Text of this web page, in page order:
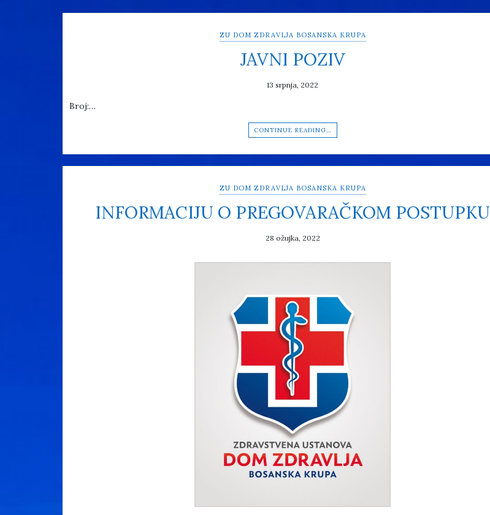
ZU DOM ZDRAVLJA BOSANSKA KRUPA
JAVNI POZIV
13 srpnja, 2022
Broj:…
CONTINUE READING…
ZU DOM ZDRAVLJA BOSANSKA KRUPA
INFORMACIJU O PREGOVARAČKOM POSTUPKU
28 ožujka, 2022